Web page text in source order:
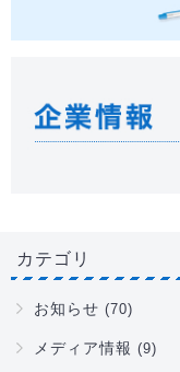
カテゴリ
お知らせ (70)
メディア情報 (9)